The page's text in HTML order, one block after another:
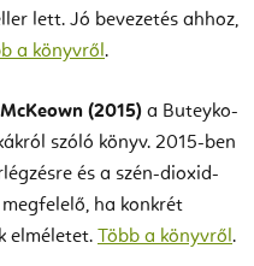
lett. Jó bevezetés ahhoz,
a könyvről.
(2015) a Buteyko-
szóló könyv. 2015-ben
és a szén-dioxid-
ha konkrét
elméletet. Több a könyvről.